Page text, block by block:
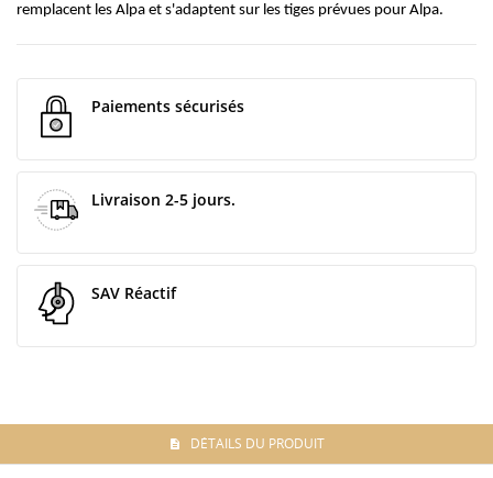
remplacent les Alpa et s'adaptent sur les tiges prévues pour Alpa.
Paiements sécurisés
Livraison 2-5 jours.
SAV Réactif
DÉTAILS DU PRODUIT